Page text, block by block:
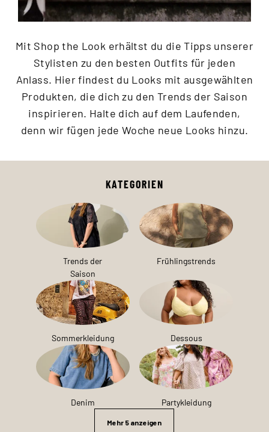
Mit Shop the Look erhältst du die Tipps unserer
Stylisten zu den besten Outfits für jeden
Anlass. Hier findest du Looks mit ausgewählten
Produkten, die dich zu den Trends der Saison
inspirieren. Halte dich auf dem Laufenden,
denn wir fügen jede Woche neue Looks hinzu.
KATEGORIEN
Trends der
Saison
Frühlingstrends
Sommerkleidung Dessous
Denim Partykleidung
Mehr 5 anzeigen